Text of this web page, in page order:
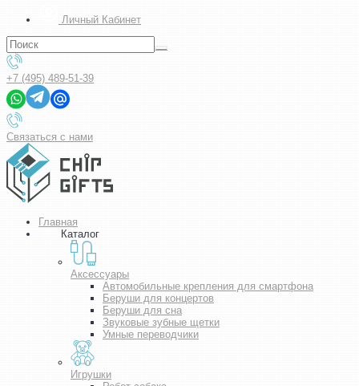
Личный Кабинет
+7 (495) 489-51-39
Связаться с нами
Главная
Каталог
Аксессуары
Автомобильные крепления для смартфона
Беруши для концертов
Беруши для сна
Звуковые зубные щетки
Умные переводчики
Игрушки